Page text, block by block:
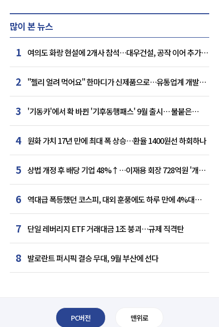
많이 본 뉴스
1 여의도 화랑 현설에 2개사 참석…대우건설, 공작 이어 추가
거점 확보하나
2 "젤리 얼려 먹어요" 한마디가 신제품으로…유통업계 개발실
된 SNS
3
'기동카'에서 확 바뀐 '기후동행패스' 9월 출시… 불붙은
카드사 경쟁
4 원화 가치 17년 만에 최대 폭 상승…환율 1400원선 하회하나
5 상법 개정 후 배당 기업 48%↑…이재용 회장 728억원 '개인
최다'
6 역대급 폭등했던 코스피, 대외 훈풍에도 하루 만에 4%대
급락
7 단일 레버리지 ETF 거래대금 1조 붕괴…규제 직격탄
8 발로란트 퍼시픽 결승 무대, 9월 부산에 선다
PC버전 맨위로